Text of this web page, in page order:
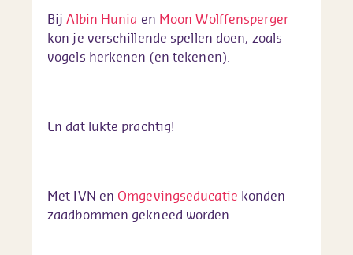
BijAlbin Hunia en Moon Wolffensperger
kon je verschillende spellen doen, zoals
vogels herkenen (en tekenen).
En dat lukte prachtig!
Met IVN en Omgevingseducatie konden
zaadbommen gekneed worden.